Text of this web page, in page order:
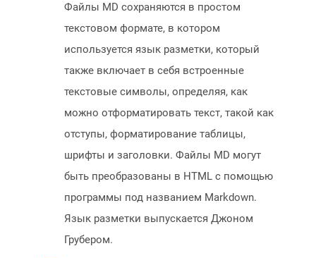
Файлы MD сохраняются в простом
текстовом формате, в котором
используется язык разметки, который
также включает в себя встроенные
текстовые символы, определяя, как
можно отформатировать текст, такой как
отступы, форматирование таблицы,
шрифты и заголовки. Файлы MD могут
быть преобразованы в HTML с помощью
программы под названием Markdown.
Язык разметки выпускается Джоном
Грубером.